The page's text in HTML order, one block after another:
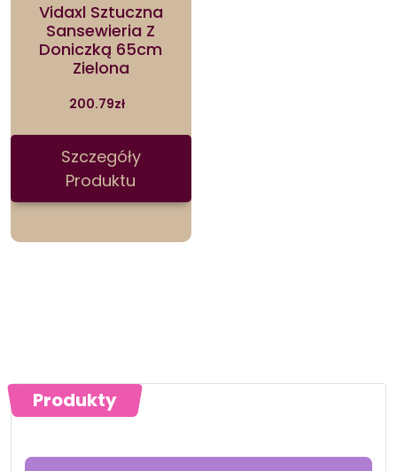
Vidaxl Sztuczna
Sansewieria Z
Doniczką 65cm
Zielona
200.79zł
Szczegóły
Produktu
Produkty